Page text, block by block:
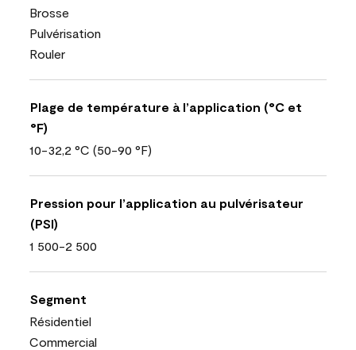
Brosse
Pulvérisation
Rouler
Plage de température à l’application (°C et
°F)
10-32,2 °C (50-90 °F)
Pression pour l’application au pulvérisateur
(PSI)
1 500-2 500
Segment
Résidentiel
Commercial